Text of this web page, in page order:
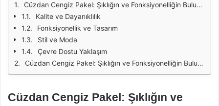
Cüzdan Cengiz Pakel: Şıklığın ve Fonksiyonelliğin Buluştuğu Nokta
Kalite ve Dayanıklılık
Fonksiyonellik ve Tasarım
Stil ve Moda
Çevre Dostu Yaklaşım
Cüzdan Cengiz Pakel: Şıklığın ve Fonksiyonelliğin Buluştuğu Nokta
Cüzdan Cengiz Pakel: Şıklığın ve